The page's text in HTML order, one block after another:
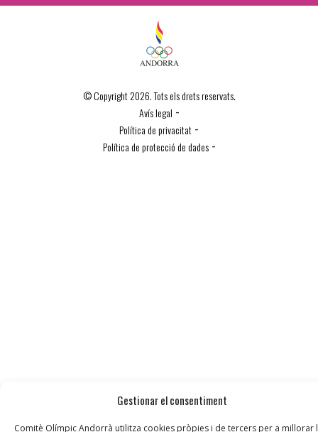
Gestionar el consentiment
Comitè Olímpic Andorrà utilitza cookies pròpies i de tercers per a millorar
© Copyright 2026. Tots els drets reservats.
Avís legal -
Política de privacitat -
Política de protecció de dades-